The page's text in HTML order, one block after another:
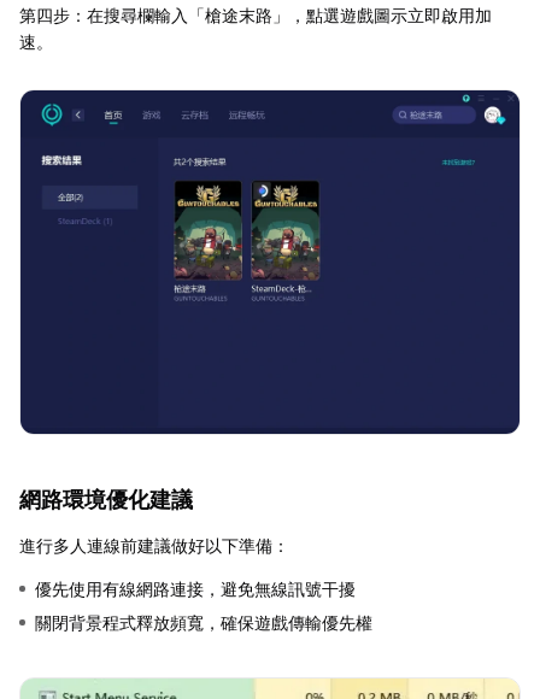
第四步：在搜尋欄輸入「槍途末路」，點選遊戲圖示立即啟用加
速。
網路環境優化建議
進行多人連線前建議做好以下準備：
優先使用有線網路連接，避免無線訊號干擾
關閉背景程式釋放頻寬，確保遊戲傳輸優先權